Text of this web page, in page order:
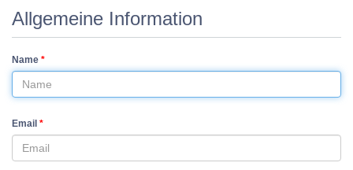
Allgemeine Information
Name *
Email *